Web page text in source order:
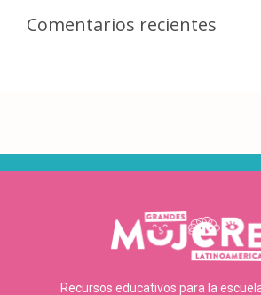
Comentarios recientes
Recursos educativos para la